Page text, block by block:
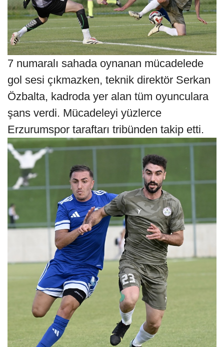
7 numaralı sahada oynanan mücadelede
gol sesi çıkmazken, teknik direktör Serkan
Özbalta, kadroda yer alan tüm oyunculara
şans verdi. Mücadeleyi yüzlerce
Erzurumspor taraftarı tribünden takip etti.